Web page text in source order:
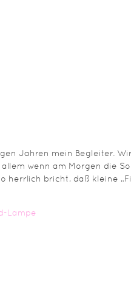
Jahren mein Begleiter.
wenn am Morgen die
herrlich bricht, daß kleine